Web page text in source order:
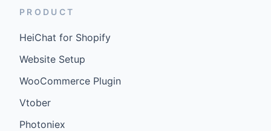
PRODUCT
HeiChat for Shopify
Website Setup
WooCommerce Plugin
Vtober
Photoniex